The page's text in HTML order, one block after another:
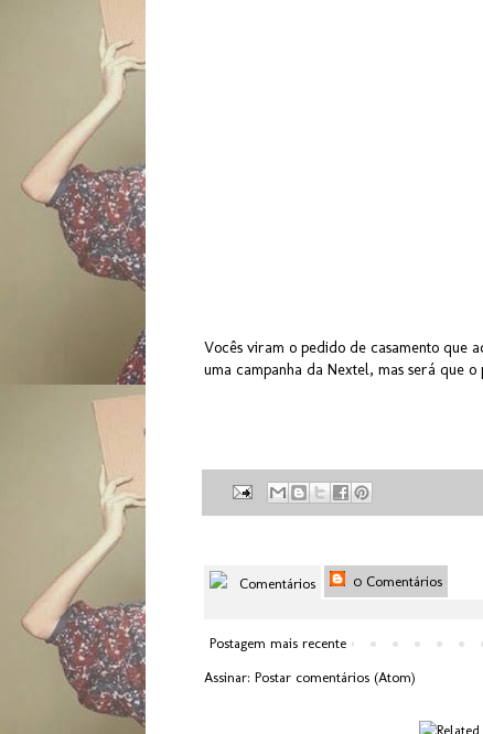
Vocês viram o pedido de casamento que
uma campanha da Nextel, mas será que
Comentários 0 Comentários
Postagem mais recente
Assinar: Postar comentários (Atom)